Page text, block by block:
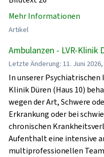
Mehr Informationen
Artikel
Ambulanzen - LVR-Klinik
Letzte Änderung: 11. Juni 2026,
In unserer
Klinik Düren (Haus 10)
wegen der Art, Schwere
Erkrankung oder bei
chronischen
Aufenthalt eine intensive
multiprofessionellen